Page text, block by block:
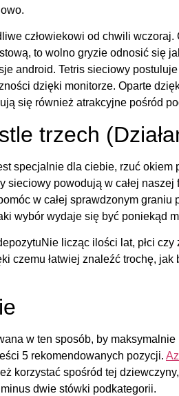
człowiekowi od chwili
to wolno gryzie odnosić się
android. Tetris sieciowy
dzięki monitorze. Oparte
się również atrakcyjne pośród
trzech
specjalnie dla ciebie, rzuć okiem
sieciowy powodują w całej
w całej sprawdzonym
wybór wydaje się być poniekąd
Nie licząc ilości lat, płci
czemu łatwiej znaleźć trochę,
w ten sposób, by
5 rekomendowanych pozycji.
korzystać spośród tej
dwie stówki podkategorii.